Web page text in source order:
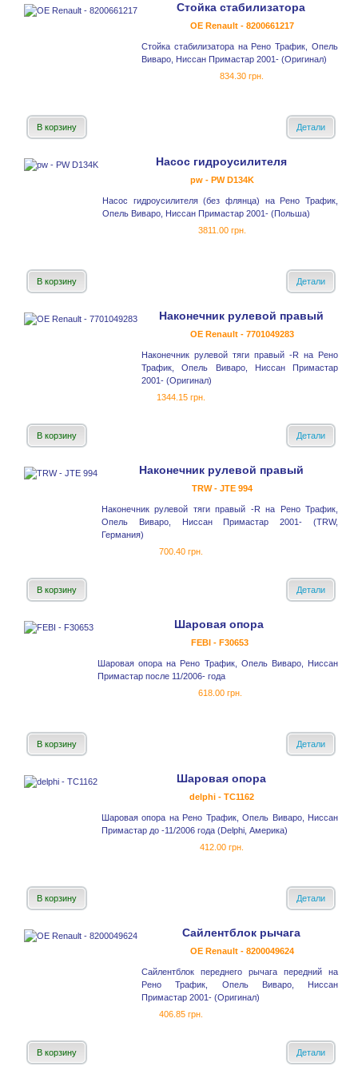
Стойка стабилизатора
OE Renault - 8200661217
Стойка стабилизатора на Рено Трафик, Опель
Виваро, Ниссан Примастар 2001- (Оригинал)
834.30 грн.
В корзину Детали
Насос гидроусилителя
pw - PW D134K
Насос гидроусилителя (без флянца) на Рено Трафик,
Опель Виваро, Ниссан Примастар 2001- (Польша)
3811.00 грн.
В корзину Детали
Наконечник рулевой правый
OE Renault - 7701049283
Наконечник рулевой тяги правый -R на Рено
Трафик, Опель Виваро, Ниссан Примастар
2001- (Оригинал)
1344.15 грн.
В корзину Детали
Наконечник рулевой правый
TRW - JTE 994
Наконечник рулевой тяги правый -R на Рено Трафик,
Опель Виваро, Ниссан Примастар 2001- (TRW,
Германия)
700.40 грн.
В корзину Детали
Шаровая опора
FEBI - F30653
Шаровая опора на Рено Трафик, Опель Виваро, Ниссан
Примастар после 11/2006- года
618.00 грн.
В корзину Детали
Шаровая опора
delphi - TC1162
Шаровая опора на Рено Трафик, Опель Виваро, Ниссан
Примастар до -11/2006 года (Delphi, Америка)
412.00 грн.
В корзину Детали
Сайлентблок рычага
OE Renault - 8200049624
Сайлентблок переднего рычага передний на
Рено Трафик, Опель Виваро, Ниссан
Примастар 2001- (Оригинал)
406.85 грн.
В корзину Детали